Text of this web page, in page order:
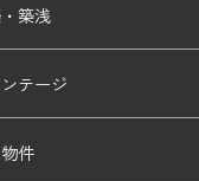
築浅
テージ
件